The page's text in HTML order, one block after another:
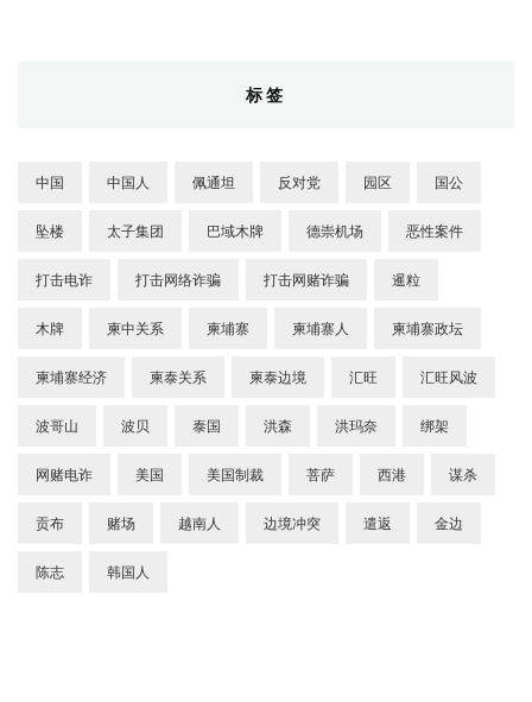
标签
中国 中国人 佩通坦 反对党 园区 国公
坠楼 太子集团 巴域木牌 德崇机场 恶性案件
打击电诈 打击网络诈骗 打击网赌诈骗 暹粒
木牌 柬中关系 柬埔寨 柬埔寨人 柬埔寨政坛
柬埔寨经济 柬泰关系 柬泰边境 汇旺 汇旺风波
波哥山 波贝 泰国 洪森 洪玛奈 绑架
网赌电诈 美国 美国制裁 菩萨 西港 谋杀
贡布 赌场 越南人 边境冲突 遣返 金边
陈志 韩国人